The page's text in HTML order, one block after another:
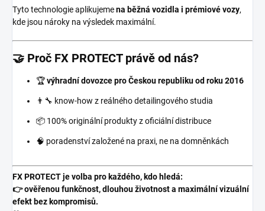
Tyto technologie aplikujemena běžná vozidla i prémiové vozy,
kde jsou nároky na výsledek maximální.
🤝 Proč FX PROTECT právě od nás?
🏆výhradní dovozce pro Českou republiku od roku 2016
👨‍🔧 know-how z reálného detailingového studia
📦 100% originální produkty z oficiální distribuce
🧠 poradenství založené na praxi, ne na domněnkách
FX PROTECT je volba pro každého, kdo hledá:
👉 ověřenou funkčnost, dlouhou životnost a maximální vizuální
efekt bez kompromisů.